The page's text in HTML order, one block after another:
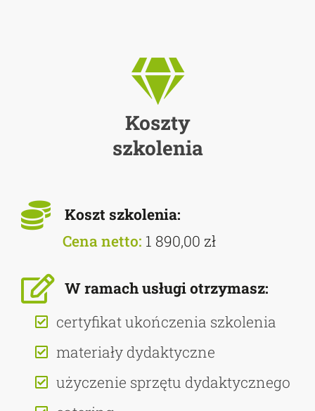
Koszt szkolenia:
Cena netto: 1 890,00 zł
W ramach usługi otrzymasz:
certyfikat ukończenia szkolenia
materiały dydaktyczne
użyczenie sprzętu dydaktycznego
Koszty
szkolenia